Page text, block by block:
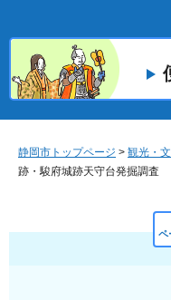
静岡市トップページ > 観光・
跡・駿府城跡天守台発掘調査
ペ